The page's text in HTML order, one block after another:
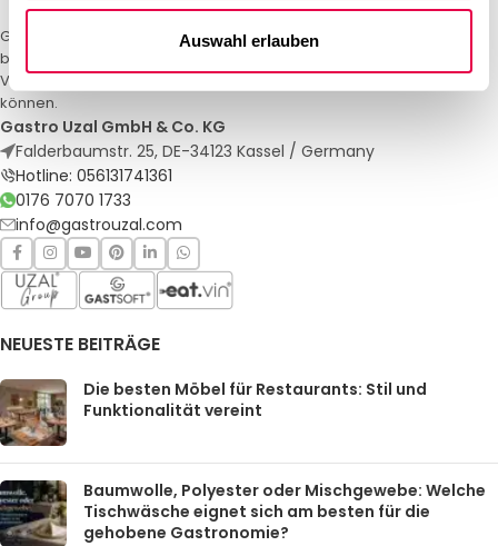
Auswahl erlauben
Gastro Uzal – Ihr Spezialist für Gastronomiemöbel und -textilien. Wir
bieten maßgeschneiderte Lösungen für Restaurants, Hotels und
Veranstaltungen. Qualität und Service, auf die Sie sich verlassen
können.
Gastro Uzal GmbH & Co. KG
Falderbaumstr. 25, DE-34123 Kassel / Germany
Hotline: 056131741361
0176 7070 1733
info@gastrouzal.com
NEUESTE BEITRÄGE
Die besten Möbel für Restaurants: Stil und
Funktionalität vereint
Baumwolle, Polyester oder Mischgewebe: Welche
Tischwäsche eignet sich am besten für die
gehobene Gastronomie?